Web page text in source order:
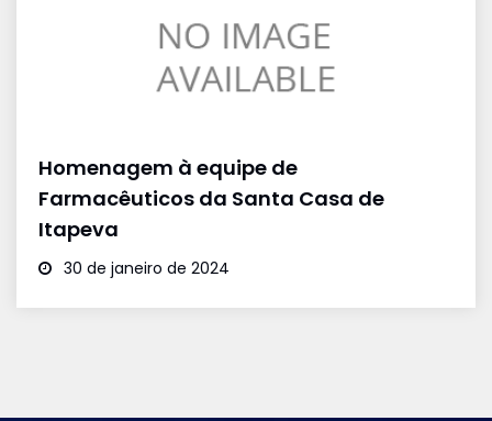
Homenagem à equipe de
Farmacêuticos da Santa Casa de
Itapeva
30 de janeiro de 2024